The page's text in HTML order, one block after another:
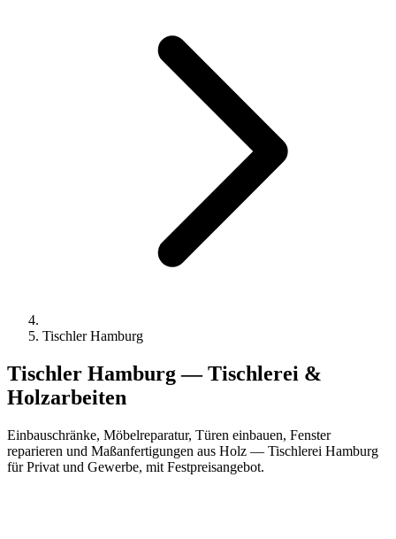
Tischler Hamburg
Tischler Hamburg —Tischlerei &
Holzarbeiten
Einbauschränke, Möbelreparatur, Türen einbauen, Fenster
reparieren und Maßanfertigungen aus Holz — Tischlerei Hamburg
für Privat und Gewerbe, mit Festpreisangebot.